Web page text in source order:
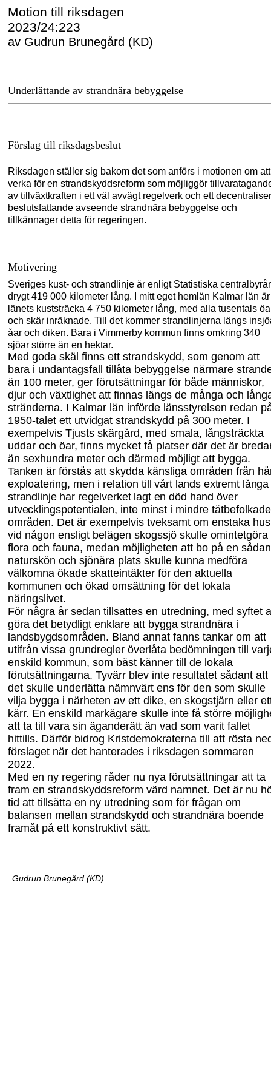
Motion till riksdagen
2023/24:223
av Gudrun Brunegård (KD)
Underlättande av strandnära bebyggelse
Förslag till riksdagsbeslut
Riksdagen ställer sig bakom det som anförs i motionen om att
verka för en strandskyddsreform som möjliggör
av tillväxtkraften i ett väl avvägt regelverk och ett
beslutsfattande avseende strandnära bebyggelse och
tillkännager detta för regeringen.
Motivering
Sveriges kust- och strandlinje är enligt Statistiska
drygt 419 000 kilometer lång. I mitt eget hemlän Kalmar län är
länets kuststräcka 4 750 kilometer lång, med alla tusentals
och skär inräknade. Till det kommer strandlinjerna längs
åar och diken. Bara i Vimmerby kommun finns omkring 340
sjöar större än en hektar.
Med goda skäl finns ett strandskydd, som genom att
bara i undantagsfall tillåta bebyggelse närmare
än 100 meter, ger förutsättningar för både människor,
djur och växtlighet att finnas längs de många och
stränderna. I Kalmar län införde länsstyrelsen redan
1950-talet ett utvidgat strandskydd på 300 meter. I
exempelvis Tjusts skärgård, med smala, långsträckta
uddar och öar, finns mycket få platser där det är
än sexhundra meter och därmed möjligt att bygga.
Tanken är förstås att skydda känsliga områden från
exploatering, men i relation till vårt lands extremt långa
strandlinje har regelverket lagt en död hand över
utvecklingspotentialen, inte minst i mindre tätbefolkade
områden. Det är exempelvis tveksamt om enstaka hus
vid någon ensligt belägen skogssjö skulle omintetgöra
flora och fauna, medan möjligheten att bo på en sådan
naturskön och sjönära plats skulle kunna medföra
välkomna ökade skatteintäkter för den aktuella
kommunen och ökad omsättning för det lokala
näringslivet.
För några år sedan tillsattes en utredning, med syftet
göra det betydligt enklare att bygga strandnära i
landsbygdsområden. Bland annat fanns tankar om att
utifrån vissa grundregler överlåta bedömningen till
enskild kommun, som bäst känner till de lokala
förutsättningarna. Tyvärr blev inte resultatet sådant att
det skulle underlätta nämnvärt ens för den som skulle
vilja bygga i närheten av ett dike, en skogstjärn eller
kärr. En enskild markägare skulle inte få större
att ta till vara sin äganderätt än vad som varit fallet
hittills. Därför bidrog Kristdemokraterna till att rösta
förslaget när det hanterades i riksdagen sommaren
2022.
Med en ny regering råder nu nya förutsättningar att ta
fram en strandskyddsreform värd namnet. Det är nu
tid att tillsätta en ny utredning som för frågan om
balansen mellan strandskydd och strandnära boende
framåt på ett konstruktivt sätt.
Gudrun Brunegård (KD)